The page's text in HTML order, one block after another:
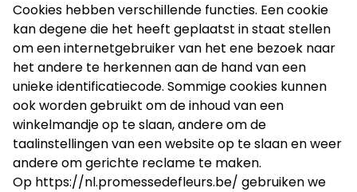
Cookies hebben verschillende functies. Een cookie
kan degene die het heeft geplaatst in staat stellen
om een internetgebruiker van het ene bezoek naar
het andere te herkennen aan de hand van een
unieke identificatiecode. Sommige cookies kunnen
ook worden gebruikt om de inhoud van een
winkelmandje op te slaan, andere om de
taalinstellingen van een website op te slaan en weer
andere om gerichte reclame te maken.
Op https://nl.promessedefleurs.be/ gebruiken we